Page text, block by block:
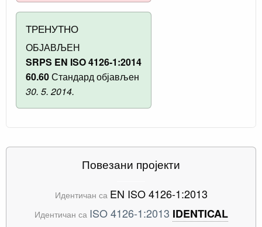
ТРЕНУТНО
ОБЈАВЉЕН
SRPS EN ISO 4126-1:2014
60.60Стандард објављен
30. 5. 2014.
Повезани пројекти
Идентичан са EN ISO 4126-1:2013
Идентичан са ISO 4126-1:2013 IDENTICAL